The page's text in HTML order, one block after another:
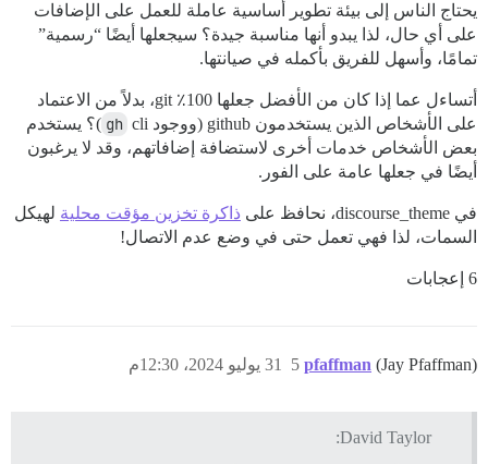
يحتاج الناس إلى بيئة تطوير أساسية عاملة للعمل على الإضافات
على أي حال، لذا يبدو أنها مناسبة جيدة؟ سيجعلها أيضًا “رسمية”
تمامًا، وأسهل للفريق بأكمله في صيانتها.
أتساءل عما إذا كان من الأفضل جعلها 100٪ git، بدلاً من الاعتماد
على الأشخاص الذين يستخدمون github (ووجود
gh cli)؟ يستخدم
بعض الأشخاص خدمات أخرى لاستضافة إضافاتهم، وقد لا يرغبون
أيضًا في جعلها عامة على الفور.
في discourse_theme، نحافظ على ذاكرة تخزين مؤقت محلية لهيكل
السمات، لذا فهي تعمل حتى في وضع عدم الاتصال!
6 إعجابات
pfaffman (Jay Pfaffman) 31 يوليو 2024، 12:30م 5
David Taylor: